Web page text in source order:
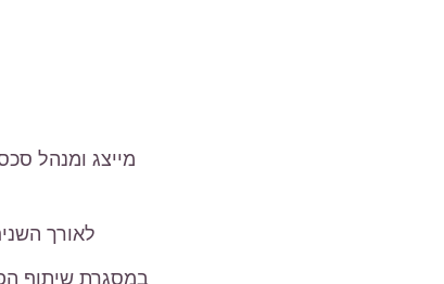
מייצג ומנהל
לאורך
במסגרת שיתוף